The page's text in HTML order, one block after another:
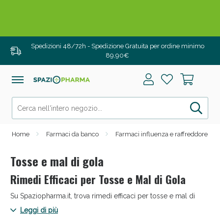
Spedizioni 48/72h - Spedizione Gratuita per ordine minimo
89,90€
Home Farmaci da banco Farmaci influenza e raffreddore
Tosse e mal di gola
Rimedi Efficaci per Tosse e Mal di Gola
Su Spaziopharma.it, trova rimedi efficaci per tosse e mal di
gola. Offriamo soluzioni mirate per garantire il tuo comfort e
migliorare la tua qualità di vita durante i periodi di malessere.
Leggi di più
Anticellulite e Fanghi: Sconto fino al 40% valido
oggi!